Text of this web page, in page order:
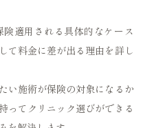
適用される具体的なケース
て料金に差が出る理由を詳し
い施術が保険の対象になるか
ってクリニック選びができる